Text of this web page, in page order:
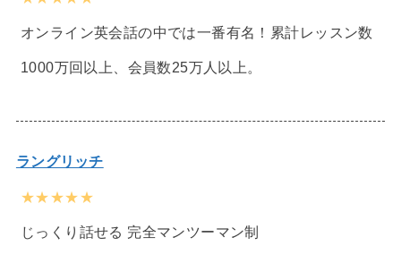
オンライン英会話の中では一番有名！累計レッスン数
1000万回以上、会員数25万人以上。
ラングリッチ
★★★★★
じっくり話せる 完全マンツーマン制